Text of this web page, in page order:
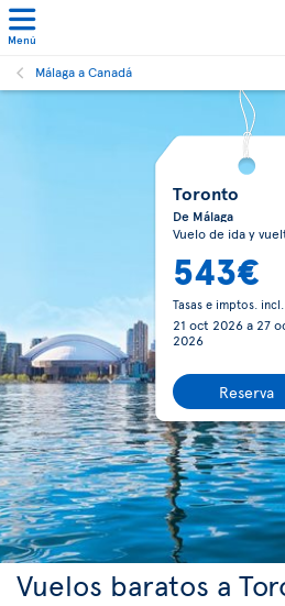
Menú
Málaga a Canadá
Toronto
De Málaga
Vuelo de ida y
543€
Tasas e imptos. incl.
21 oct 2026a 27
2026
Reserva
Vuelos baratos a